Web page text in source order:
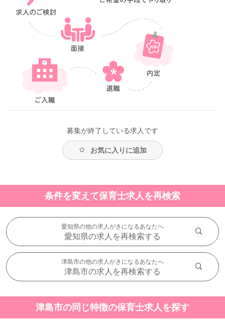
募集が終了している求人です
お気に入りに追加
条件を変えて保育士求人を再検索
愛知県の他の求人がきになるあなたへ
愛知県の求人を再検索する
津島市の他の求人がきになるあなたへ
津島市の求人を再検索する
津島市の同じ特徴の保育士求人を探す